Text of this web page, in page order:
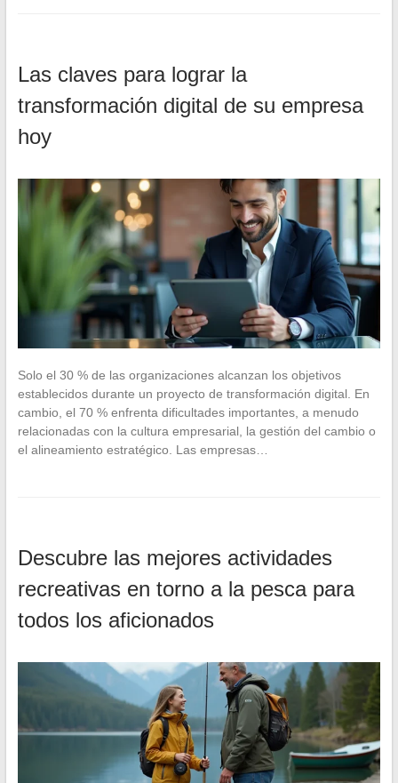
Las claves para lograr la
transformación digital de su empresa
hoy
Solo el 30 % de las organizaciones alcanzan los objetivos
establecidos durante un proyecto de transformación digital. En
cambio, el 70 % enfrenta dificultades importantes, a menudo
relacionadas con la cultura empresarial, la gestión del cambio o
el alineamiento estratégico. Las empresas…
Descubre las mejores actividades
recreativas en torno a la pesca para
todos los aficionados